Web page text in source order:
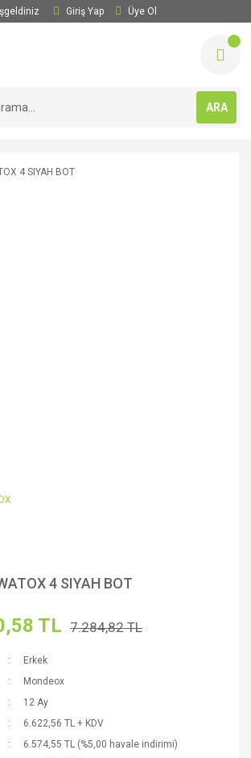
Giriş Yap Üye Ol
ARA
4 SIYAH BOT
TL 7.284,82 TL
Erkek
Mondeox
12 Ay
6.622,56 TL + KDV
6.574,55 TL (%5,00 havale indirimi)